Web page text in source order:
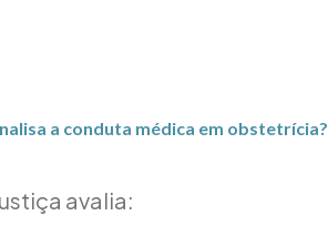
a conduta médica em obstetrícia?
avalia: